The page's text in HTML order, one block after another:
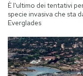
È l'ultimo dei tentativi
specie invasiva che sta
Everglades